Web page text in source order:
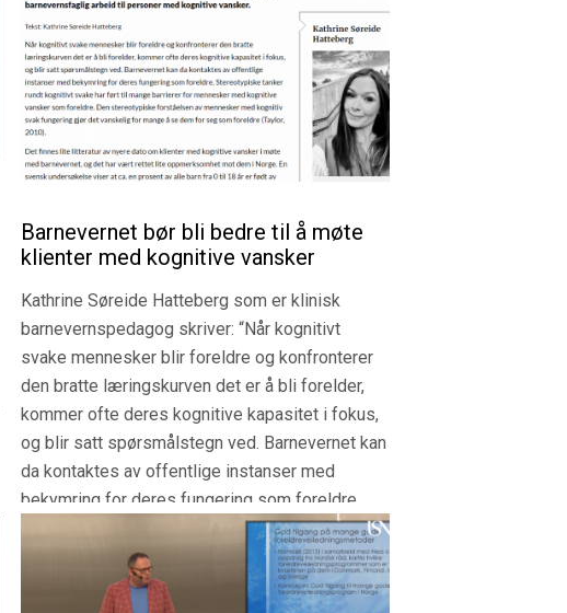
Barnevernet bør bli bedre til å møte
klienter med kognitive vansker
Kathrine Søreide Hatteberg som er klinisk
barnevernspedagog skriver: “Når kognitivt
svake mennesker blir foreldre og konfronterer
den bratte læringskurven det er å bli forelder,
kommer ofte deres kognitive kapasitet i fokus,
og blir satt spørsmålstegn ved. Barnevernet kan
da kontaktes av offentlige instanser med
bekymring for deres fungering som foreldre.
Stereotypiske tanker rundt kognitivt svake har
ført til mange barrierer for mennesker med
kognitive vansker som foreldre.”